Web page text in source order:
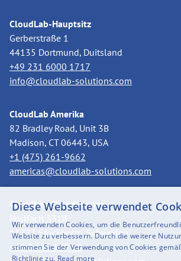
CloudLab-Hauptsitz
Gerberstraße 1
44135 Dortmund, Duitsland
+49 231 6000 1717
info@cloudlab-solutions.com
CloudLab Amerika
82 Bradley Road, Unit 3B
Madison, CT 06443, USA
+1 (475) 261-9662
americas@cloudlab-solutions.com
CloudLab Skandinavien
11273 Stockholm, Schweden
+46 8 525 199 50
Diese Webseite verwendet
Wir verwenden Cookies, um die
Website zu verbessern. Durch die weitere
stimmen Sie der Verwendung von Cookies
Richtlinie zu. Read more